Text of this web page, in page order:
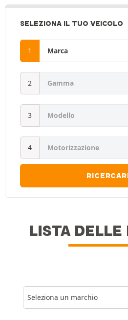
SELEZIONA IL TUO VEICOLO
LISTA DELLE
Seleziona un marchio